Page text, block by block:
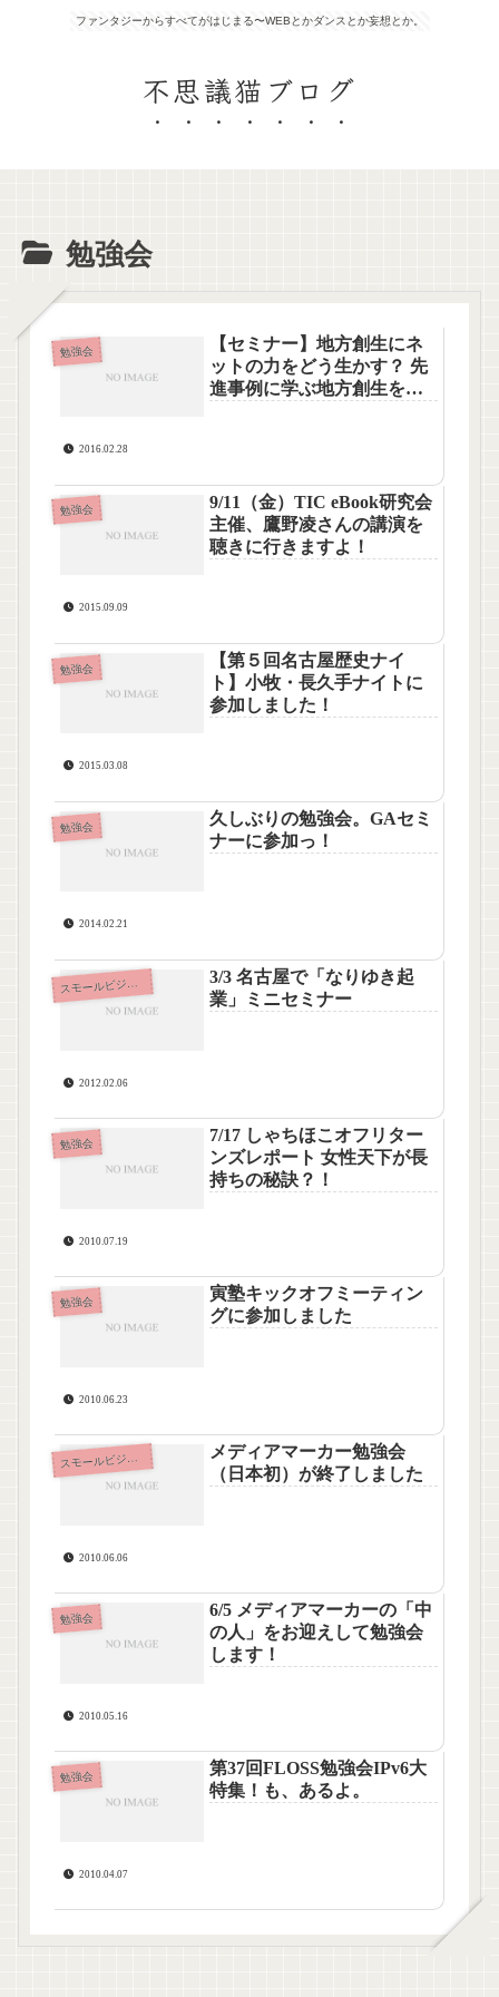
ファンタジーからすべてがはじまる〜WEBとかダンスとか妄想とか。
不思議猫ブログ
勉強会
勉強会
【セミナー】地方創生にネ
ットの力をどう生かす？ 先
進事例に学ぶ地方創生を実
2016.02.28
勉強会
9/11（金）TIC eBook研究会
主催、鷹野凌さんの講演を
聴きに行きますよ！
2015.09.09
勉強会
【第５回名古屋歴史ナイ
ト】小牧・長久手ナイトに
参加しました！
2015.03.08
勉強会
久しぶりの勉強会。GAセミ
ナーに参加っ！
2014.02.21
ス
モールビジネス
3/3 名古屋で「なりゆき起
業」ミニセミナー
2012.02.06
勉強会
7/17 しゃちほこオフリター
ンズレポート 女性天下が長
持ちの秘訣？！
2010.07.19
勉強会
寅塾キックオフミーティン
グに参加しました
2010.06.23
ス
モールビジネス
メディアマーカー勉強会
（日本初）が終了しました
2010.06.06
勉強会
6/5 メディアマーカーの「中
の人」をお迎えして勉強会
します！
2010.05.16
勉強会
第37回FLOSS勉強会IPv6大
特集！も、あるよ。
2010.04.07